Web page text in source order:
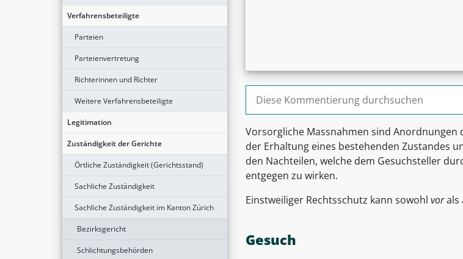
Verfahrensbeteiligte
Parteien
Parteienvertretung
Richterinnen und Richter
Weitere Verfahrensbeteiligte
Legitimation
Zuständigkeit der Gerichte
Örtliche Zuständigkeit (Gerichtsstand)
Sachliche Zuständigkeit
Sachliche Zuständigkeit im Kanton Zürich
Bezirksgericht
Schlichtungsbehörden
Suchen nach:
Vorsorgliche Massnahmen sind
der Erhaltung eines bestehenden Zustandes
den Nachteilen, welche dem Gesuchsteller
entgegen zu wirken.
Einstweiliger Rechtsschutz kann sowohl vorals
Gesuch